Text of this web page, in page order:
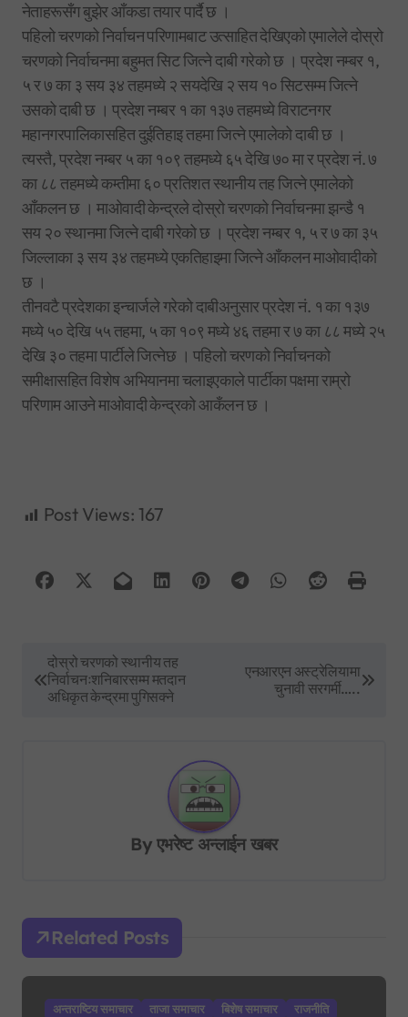
नेताहरूसँग बुझेर आँकडा तयार पार्दै छ ।
पहिलो चरणको निर्वाचन परिणामबाट उत्साहित देखिएको एमालेले दोस्रो
चरणको निर्वाचनमा बहुमत सिट जित्ने दाबी गरेको छ । प्रदेश नम्बर १,
५ र ७ का ३ सय ३४ तहमध्ये २ सयदेखि २ सय १० सिटसम्म जित्ने
उसको दाबी छ । प्रदेश नम्बर १ का १३७ तहमध्ये विराटनगर
महानगरपालिकासहित दुईतिहाइ तहमा जित्ने एमालेको दाबी छ ।
त्यस्तै, प्रदेश नम्बर ५ का १०९ तहमध्ये ६५ देखि ७० मा र प्रदेश नं. ७
का ८८ तहमध्ये कम्तीमा ६० प्रतिशत स्थानीय तह जित्ने एमालेको
आँकलन छ । माओवादी केन्द्रले दोस्रो चरणको निर्वाचनमा झन्डै १
सय २० स्थानमा जित्ने दाबी गरेको छ । प्रदेश नम्बर १, ५ र ७ का ३५
जिल्लाका ३ सय ३४ तहमध्ये एकतिहाइमा जित्ने आँकलन माओवादीको
छ ।
तीनवटै प्रदेशका इन्चार्जले गरेको दाबीअनुसार प्रदेश नं. १ का १३७
मध्ये ५० देखि ५५ तहमा, ५ का १०९ मध्ये ४६ तहमा र ७ का ८८ मध्ये २५
देखि ३० तहमा पार्टीले जित्नेछ । पहिलो चरणको निर्वाचनको
समीक्षासहित विशेष अभियानमा चलाइएकाले पार्टीका पक्षमा राम्रो
परिणाम आउने माओवादी केन्द्रको आकँलन छ ।
Post Views: 167
o
a
t
i
दोस्रो चरणको स्थानीय तह
निर्वाचनःशनिबारसम्म मतदान
अधिकृत केन्द्रमा पुगिसक्ने
एनआरएन अस्ट्रेलियामा
चुनावी सरगर्मी…..
Byएभरेष्ट अन्लाईन खबर
Related Posts
अन्तराष्टिय समाचार ताजा समाचार बिशेष समाचार
राजनीति